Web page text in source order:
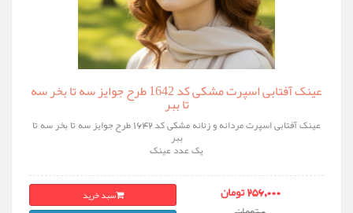
عینک آفتابی اسپرت مشکی کد 1642 طرح جوایز سه تا بخر سه
تا ببر
عینک آفتابی اسپرت مردانه و زنانه مشکی کد 1642 طرح جوایز سه تا بخر سه تا
ببر
یک عدد عینک
256,000 تومان
سبد خرید